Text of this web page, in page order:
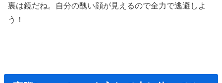
裏は鏡だね。自分の醜い顔が見えるので全力で逃避しよ
う！